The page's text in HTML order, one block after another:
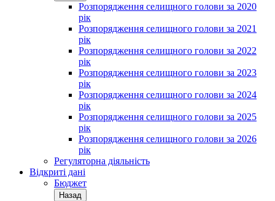
Розпорядження селищного голови за 2020
рік
Розпорядження селищного голови за 2021
рік
Розпорядження селищного голови за 2022
рік
Розпорядження селищного голови за 2023
рік
Розпорядження селищного голови за 2024
рік
Розпорядження селищного голови за 2025
рік
Розпорядження селищного голови за 2026
рік
Регуляторна діяльність
Відкриті дані
Бюджет
Назад